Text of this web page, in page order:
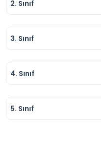
2. Sınıf
3. Sınıf
4. Sınıf
5. Sınıf